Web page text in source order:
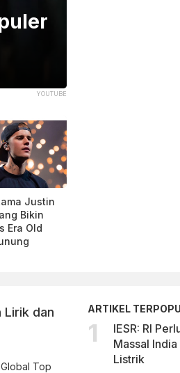
YOUTUBE
Justin
Bikin
Era Old
Lirik dan
Top
ARTIKEL
IESR: RI
Massal
Listrik